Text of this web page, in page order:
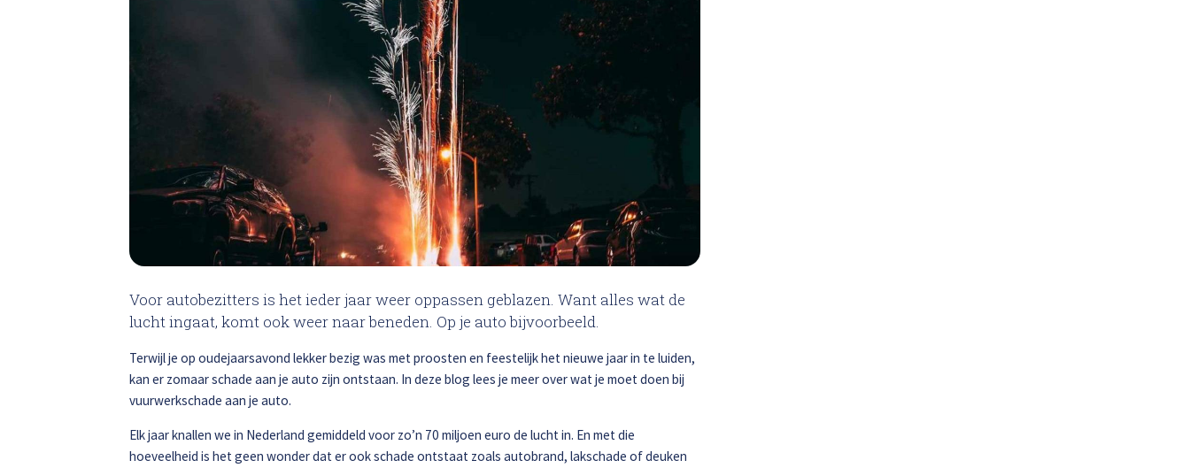
Total loss
Alle soorten Specialisme
Bel ons op: 0900 - 6611111
Voor autobezitters is het ieder jaar weer oppassen geblazen. Want alles wat de
lucht ingaat, komt ook weer naar beneden. Op je auto bijvoorbeeld.
Terwijl je op oudejaarsavond lekker bezig was met proosten en feestelijk het nieuwe jaar in te luiden,
kan er zomaar schade aan je auto zijn ontstaan. In deze blog lees je meer over wat je moet doen bij
vuurwerkschade aan je auto.
Elk jaar knallen we in Nederland gemiddeld voor zo’n 70 miljoen euro de lucht in. En met die
hoeveelheid is het geen wonder dat er ook schade ontstaat zoals autobrand, lakschade of deuken